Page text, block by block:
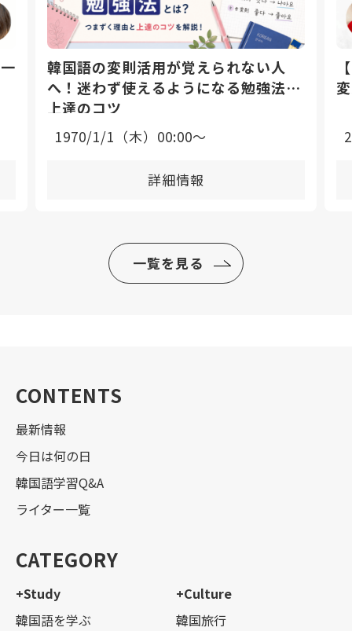
韓国語の変則活用が覚えられない人
へ！迷わず使えるようになる勉強法と
上達のコツ
1970/1/1（木）00:00〜
詳細情報
一覧を見る
CONTENTS
最新情報
今日は何の日
韓国語学習Q&A
ライター一覧
CATEGORY
+Study
韓国語を学ぶ
+Culture
韓国旅行